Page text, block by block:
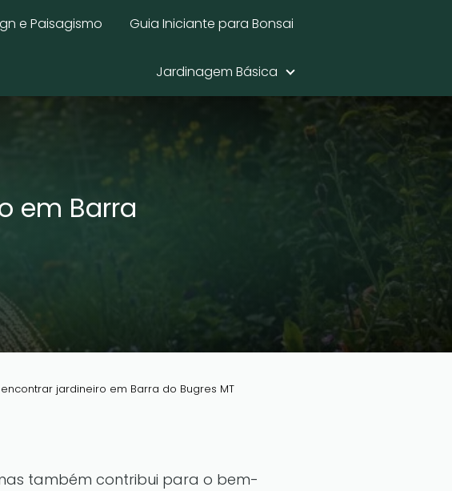
e Paisagismo Guia Iniciante para Bonsai
Jardinagem Básica
em Barra
jardineiro em Barra do Bugres MT
também contribui para o bem-